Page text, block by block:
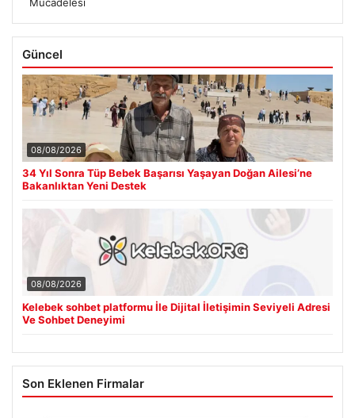
Güncel
08/08/2026
34 Yıl Sonra Tüp Bebek Başarısı Yaşayan Doğan Ailesi’ne
Bakanlıktan Yeni Destek
08/08/2026
Kelebek sohbet platformu İle Dijital İletişimin Seviyeli Adresi
Ve Sohbet Deneyimi
Son Eklenen Firmalar